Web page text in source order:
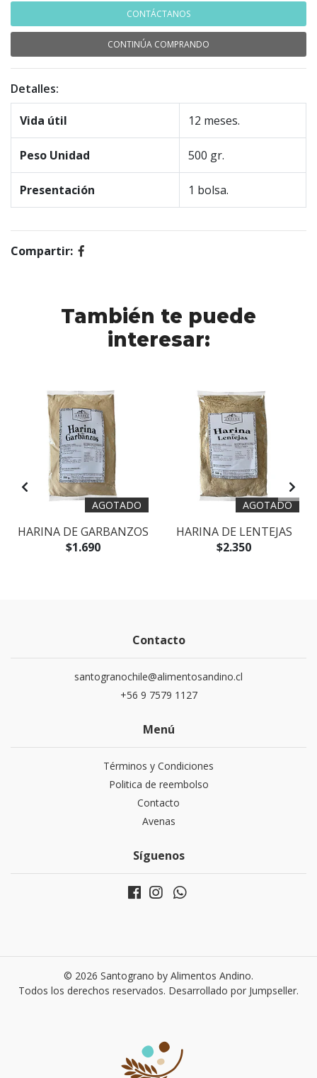
CONTÁCTANOS
CONTINÚA COMPRANDO
Detalles:
Vida útil 12 meses.
Peso Unidad 500 gr.
Presentación 1 bolsa.
Compartir:
También te puede
interesar:
AGOTADO
HARINA DE GARBANZOS
$1.690
AGOTADO
HARINA DE LENTEJAS
$2.350
Contacto
santogranochile@alimentosandino.cl
+56 9 7579 1127
Menú
Términos y Condiciones
Politica de reembolso
Contacto
Avenas
Síguenos
© 2026 Santograno by Alimentos Andino.
Todos los derechos reservados. Desarrollado por Jumpseller.